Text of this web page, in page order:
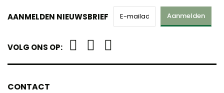
AANMELDEN NIEUWSBRIEF Aanmelden
VOLG ONS OP:
CONTACT